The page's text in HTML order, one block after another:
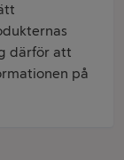
därför att
på